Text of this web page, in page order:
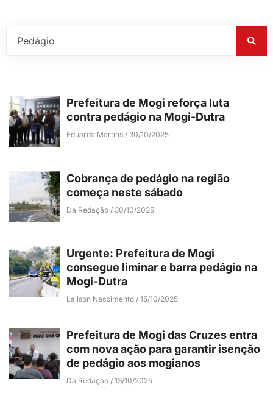
Prefeitura de Mogi reforça luta
contra pedágio na Mogi-Dutra
Eduarda Martins 30/10/2025
Cobrança de pedágio na região
começa neste sábado
Da Redação 30/10/2025
Urgente: Prefeitura de Mogi
consegue liminar e barra pedágio na
Mogi-Dutra
Lailson Nascimento 15/10/2025
Prefeitura de Mogi das Cruzes entra
com nova ação para garantir isenção
de pedágio aos mogianos
Da Redação 13/10/2025